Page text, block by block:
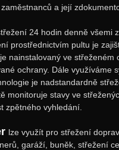
a její
24 hodin denně všemi
prostřednictvím pultu je
nainstalovaný ve střeženém
ochrany. Dále využíváme
je nadstandardně
monitoruje stavy ve
zpětného vyhledání.
lze využít pro střežení
garáží, buněk, střežení